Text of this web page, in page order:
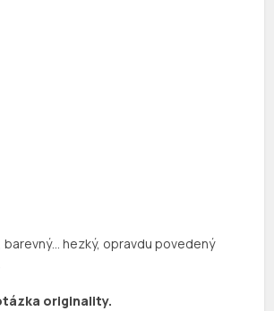
barevný… hezký, opravdu povedený
originality.